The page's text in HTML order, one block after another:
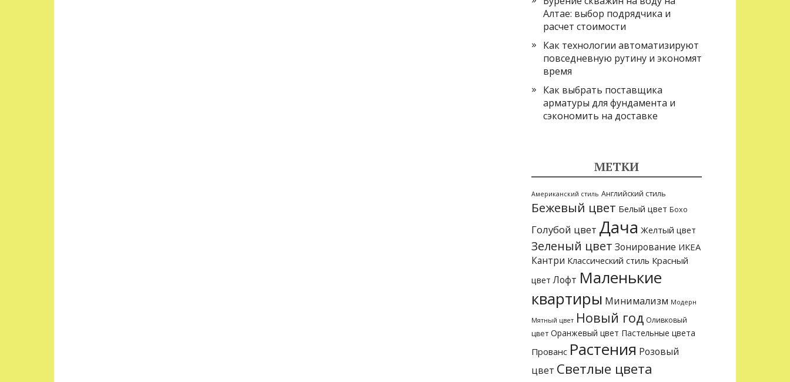
Алтае: выбор подрядчика и
расчет стоимости
Как технологии автоматизируют
повседневную рутину и экономят
время
Как выбрать поставщика
арматуры для фундамента и
сэкономить на доставке
МЕТКИ
Американский стиль Английский стиль
Бежевый цвет Белый цвет Бохо
Голубой цвет Дача Желтый цвет
Зеленый цвет Зонирование ИКЕА
Кантри Классический стиль Красный
цвет Лофт Маленькие
квартиры Минимализм Модерн
Мятный цвет Новый год Оливковый
цвет Оранжевый цвет Пастельные цвета
Прованс Растения Розовый
цвет Светлые цвета